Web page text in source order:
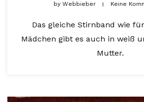
by Webbieber Keine
Das gleiche Stirnband wie
Mädchen gibt es auch in weiß
Mutter.